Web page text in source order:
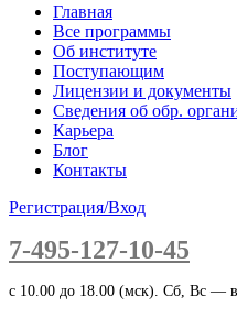
Главная
Все программы
Об институте
Поступающим
Лицензии и документы
Сведения об обр.
Карьера
Блог
Контакты
Регистрация/Вход
7-495-127-10-45
c 10.00 до 18.00 (мск). Сб, Вс —